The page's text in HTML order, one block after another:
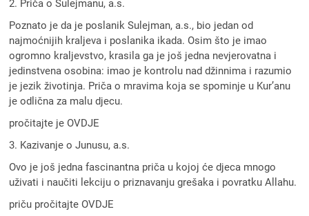
2. Priča o Sulejmanu, a.s.
Poznato je da je poslanik Sulejman, a.s., bio jedan od
najmoćnijih kraljeva i poslanika ikada. Osim što je imao
ogromno kraljevstvo, krasila ga je još jedna nevjerovatna i
jedinstvena osobina: imao je kontrolu nad džinnima i razumio
je jezik životinja. Priča o mravima koja se spominje u Kur’anu
je odlična za malu djecu.
pročitajte je OVDJE
3. Kazivanje o Junusu, a.s.
Ovo je još jedna fascinantna priča u kojoj će djeca mnogo
uživati i naučiti lekciju o priznavanju grešaka i povratku Allahu.
priču pročitajte OVDJE